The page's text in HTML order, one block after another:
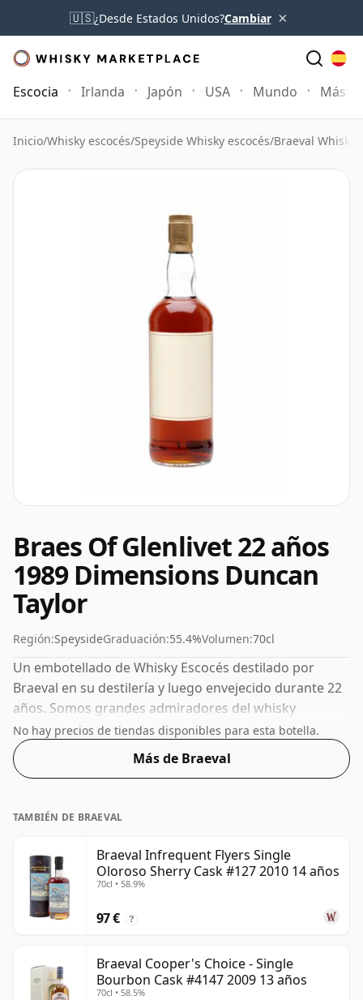
🇺🇸¿Desde Estados Unidos?Cambiar ×
Escocia Irlanda Japón USA Mundo Más
Inicio/Whisky escocés/Speyside Whisky escocés/Braeval Whisky
Braes Of Glenlivet 22 años
1989 Dimensions Duncan
Taylor
Región:SpeysideGraduación:55.4%Volumen:70cl
Un embotellado de Whisky Escocés destilado por
Braeval en su destilería y luego envejecido durante 22
años. Somos grandes admiradores del whisky
embotellado con alta concentración y este
embotellado tiene un bonito 55,4%.
No hay precios de tiendas disponibles para esta botella.
Más de Braeval
TAMBIÉN DE BRAEVAL
Braeval Infrequent Flyers Single
Oloroso Sherry Cask #127 2010 14 años
70cl • 58.9%
97 € ?
Braeval Cooper's Choice - Single
Bourbon Cask #4147 2009 13 años
70cl • 58.5%